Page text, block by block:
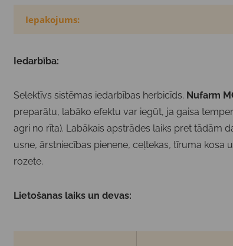
Iepakojums:
Iedarbība:
Selektīvs sistēmas iedarbības herbicīds. Nufarm
preparātu, labāko efektu var iegūt, ja gaisa
agri no rīta). Labākais apstrādes laiks pret tādām
usne, ārstniecības pienene, ceļtekas, tīruma kosa
rozete.
Lietošanas laiks un devas: